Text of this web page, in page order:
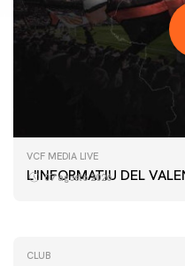
VCF MEDIA LIVE
L'INFORMATIU DEL
07 agosto 2026
PRIMER EQUIP
ENTRENAMENT DEL
CLUB